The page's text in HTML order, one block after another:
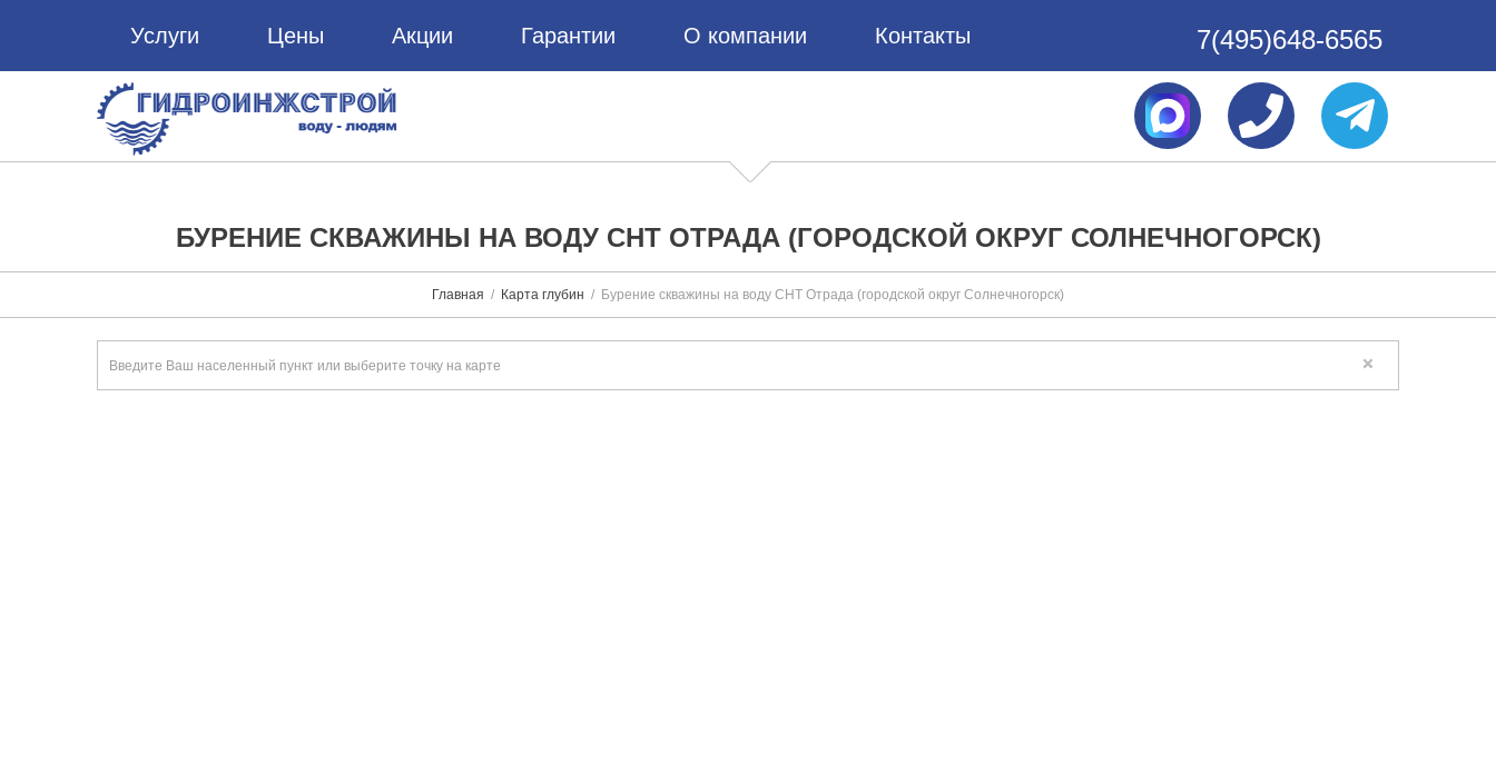
Услуги Цены Акции Гарантии О компании Контакты 7(495)648-6565
БУРЕНИЕ СКВАЖИНЫ НА ВОДУ СНТ ОТРАДА (ГОРОДСКОЙ ОКРУГ СОЛНЕЧНОГОРСК)
Главная Карта глубин Бурение скважины на воду СНТ Отрада (городской округ Солнечногорск)